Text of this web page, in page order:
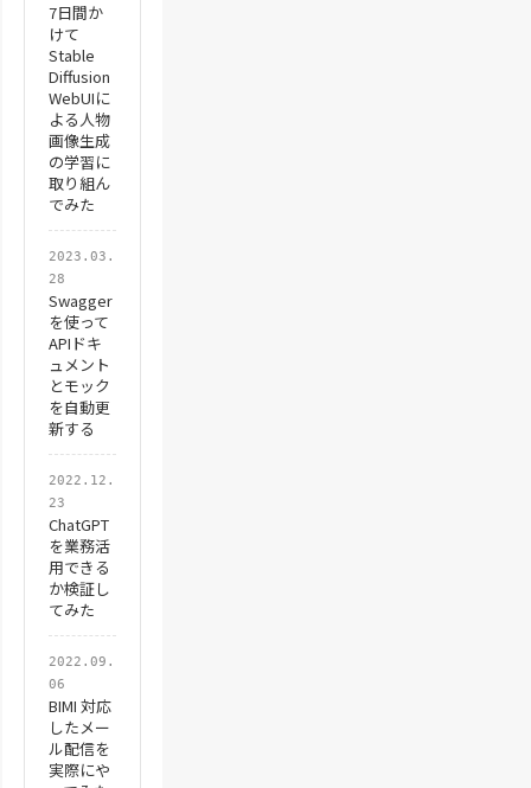
7日間か
けて
Stable
Diffusion
WebUIに
よる人物
画像生成
の学習に
取り組ん
でみた
2023.03.
28
Swagger
を使って
APIドキ
ュメント
とモック
を自動更
新する
2022.12.
23
ChatGPT
を業務活
用できる
か検証し
てみた
2022.09.
06
BIMI 対応
したメー
ル配信を
実際にや